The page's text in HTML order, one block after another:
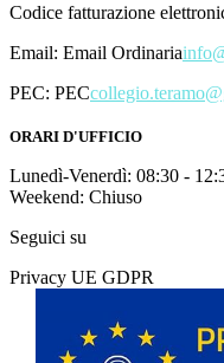
Codice fatturazione
Email: Email Ordinaria
PEC: PEC
ORARI D'UFFICIO
Lunedì-Venerdì: 08:30 -
Weekend: Chiuso
Seguici su
Privacy UE GDPR